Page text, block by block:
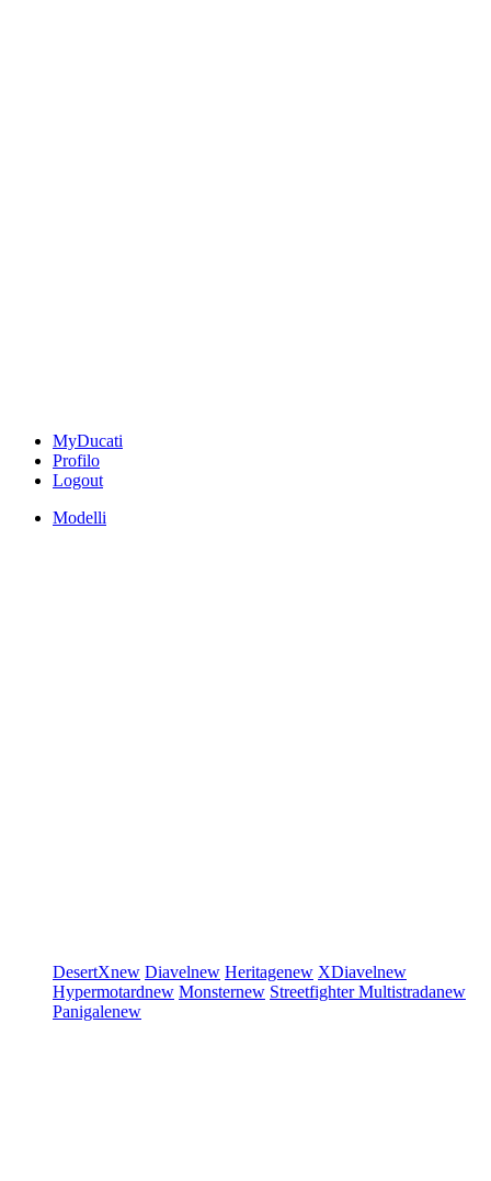
MyDucati
Profilo
Logout
Modelli
DesertXnew Diavelnew Heritagenew XDiavelnew
Hypermotardnew Monsternew StreetfighterMultistradanew
Panigalenew